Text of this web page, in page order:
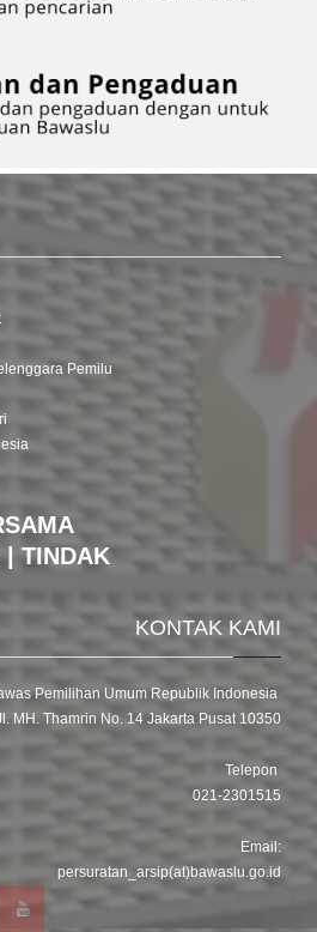
Pemilu
| TINDAK
KONTAK KAMI
Pemilihan Umum Republik Indonesia
MH. Thamrin No. 14 Jakarta Pusat 10350
Telepon
021-2301515
Email:
persuratan_arsip(at)bawaslu.go.id